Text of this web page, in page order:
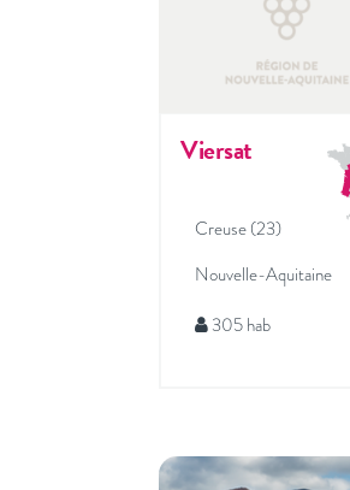
Viersat
Creuse (23)
Nouvelle-Aquitaine
305 hab